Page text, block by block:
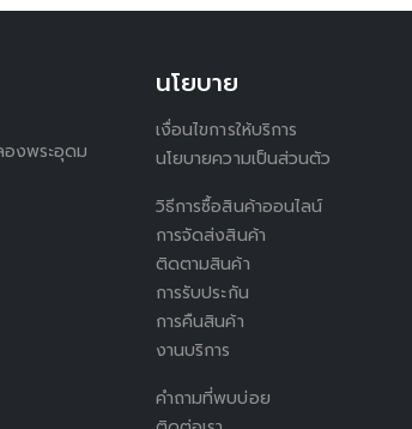
งพระอุดม
นโยบาย
เงื่อนไขการให้บริการ
นโยบายความเป็นส่วนตัว
วิธีการซื้อสินค้าออนไลน์
การจัดส่งสินค้า
ติดตามสินค้า
การรับประกัน
การคืนสินค้า
งานบริการ
คำถามที่พบบ่อย